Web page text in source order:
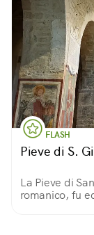
FLASH
Pieve di S.
La Pieve di
romanico, fu